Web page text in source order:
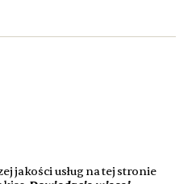
jakości usług na tej stronie